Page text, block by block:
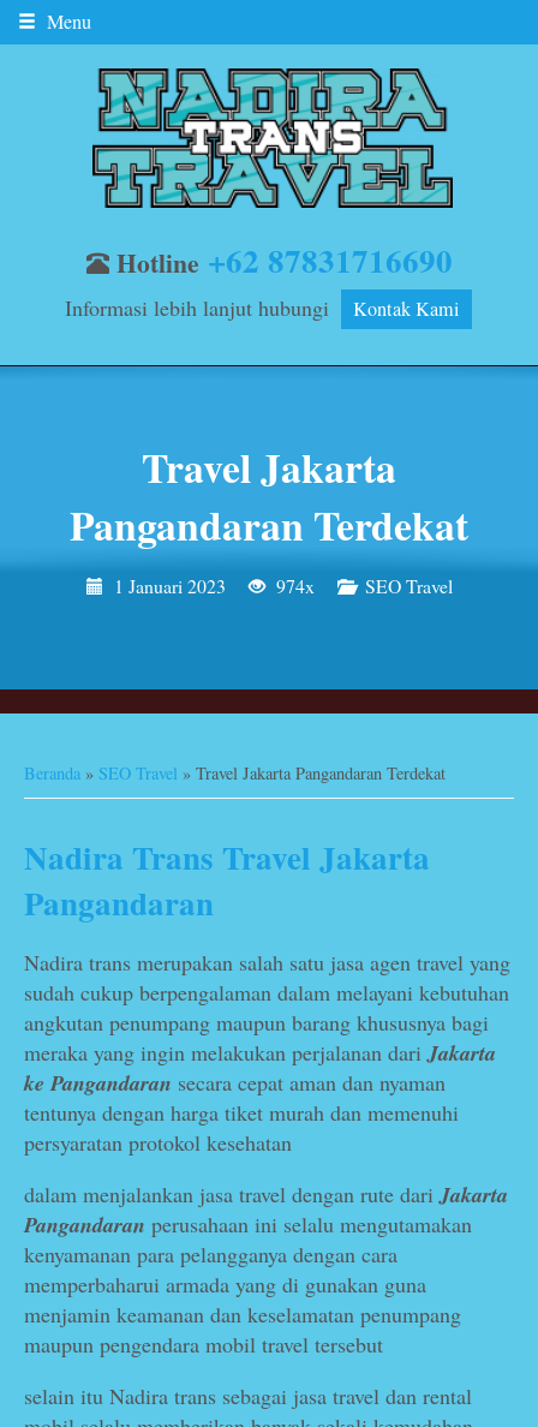
Menu
Hotline +62 87831716690
Informasi lebih lanjut hubungi Kontak Kami
Travel Jakarta
Pangandaran Terdekat
1 Januari 2023 974x SEO Travel
Beranda » SEO Travel » Travel Jakarta Pangandaran Terdekat
Nadira Trans Travel Jakarta
Pangandaran
Nadira trans merupakan salah satu jasa agen travel yang
sudah cukup berpengalaman dalam melayani kebutuhan
angkutan penumpang maupun barang khususnya bagi
meraka yang ingin melakukan perjalanan dariJakarta
ke Pangandaran secara cepat aman dan nyaman
tentunya dengan harga tiket murah dan memenuhi
persyaratan protokol kesehatan
dalam menjalankan jasa travel dengan rute dariJakarta
Pangandaran perusahaan ini selalu mengutamakan
kenyamanan para pelangganya dengan cara
memperbaharui armada yang di gunakan guna
menjamin keamanan dan keselamatan penumpang
maupun pengendara mobil travel tersebut
selain itu Nadira trans sebagai jasa travel dan rental